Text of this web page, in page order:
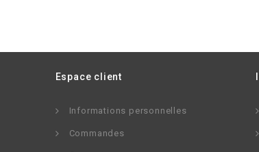
Espace client
Informations personnelles
Commandes